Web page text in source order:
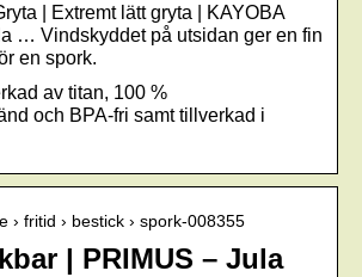
| Extremt lätt gryta | KAYOBA
… Vindskyddet på utsidan ger en fin
en spork.
av titan, 100 %
och BPA-fri samt tillverkad i
› fritid › bestick › spork-008355
| PRIMUS – Jula